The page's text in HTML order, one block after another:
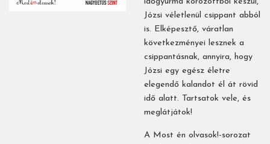
Józsi véletlenül csippant abból
is. Elképesztő, váratlan
következményei lesznek a
csippantásnak, annyira, hogy
Józsi egy egész életre
elegendő kalandot él át rövid
idő alatt. Tartsatok vele, és
meglátjátok!
A Most én olvasok!-sorozat